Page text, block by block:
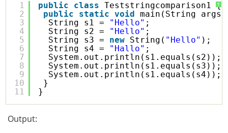
?
1
2
3
4
5
6
7
8
9
10
11
public class
Teststringcomparison1 {
public
static void
main(String
String s1 = "Hello" ;
String s2 = "Hello" ;
String s3 = new String( "Hello" );
String s4 = "Hallo" ;
System.out.println(s1.equals(s2));
System.out.println(s1.equals(s3));
System.out.println(s1.equals(s4));
}
}
Output: